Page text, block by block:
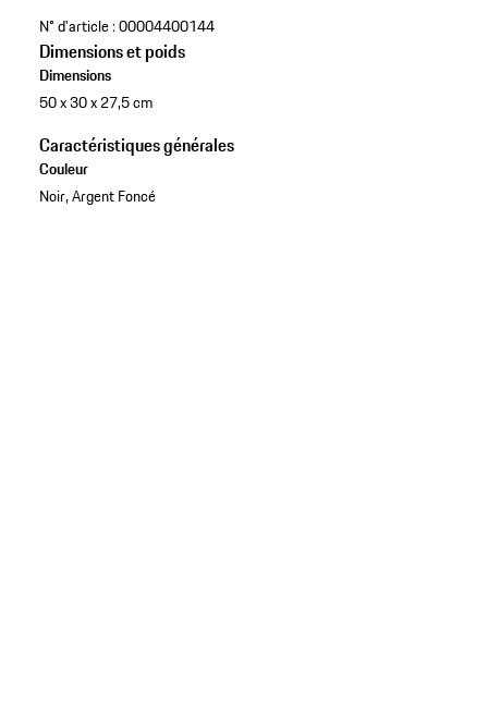
N° d'article :00004400144
Dimensions et poids
Dimensions
50 x 30 x 27,5 cm
Caractéristiques générales
Couleur
Noir, Argent Foncé